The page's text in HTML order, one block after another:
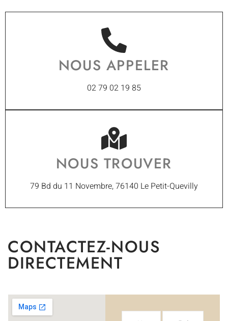
NOUS APPELER
02 79 02 19 85
NOUS TROUVER
79 Bd du 11 Novembre, 76140 Le Petit-Quevilly
CONTACTEZ-NOUS
DIRECTEMENT